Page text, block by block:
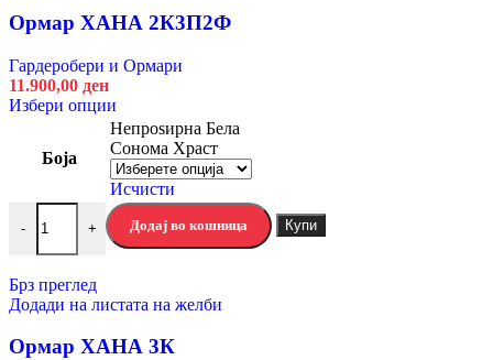
Ормар ХАНА 2К3П2Ф
Гардеробери и Ормари
11.900,00 ден
Избери опции
product
has
multiple
variants.
The
options
may
on
product
Боја
Непроѕирна Бела
Сонома Храст
Исчисти
-
Ормар ХАНА 2К3П2Ф количина
+ Додај во кошница Купи
Брз преглед
Додади на листата на желби
Ормар ХАНА 3К